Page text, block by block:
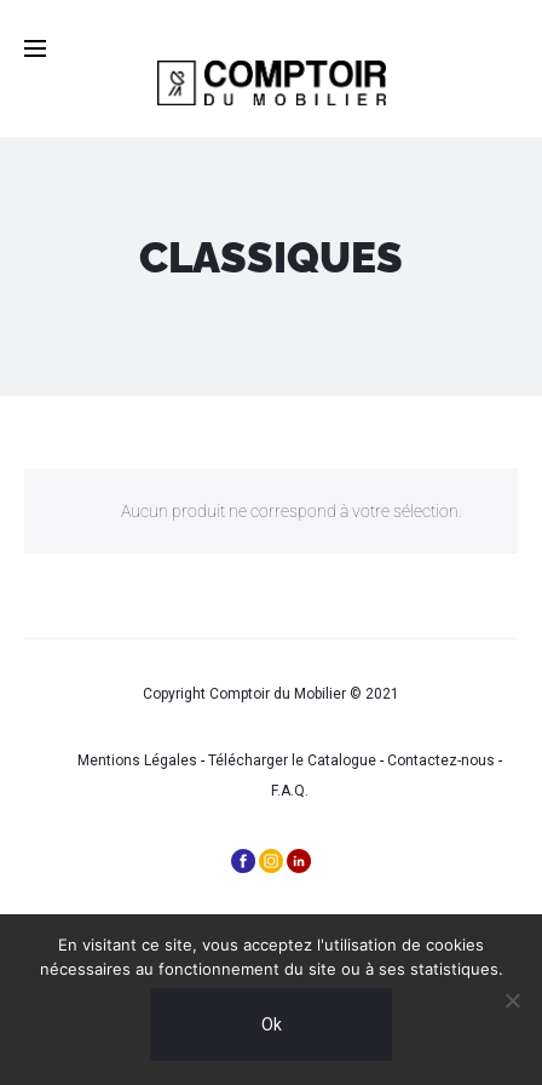
CLASSIQUES
Aucun produit ne correspond à votre sélection.
Copyright Comptoir du Mobilier © 2021
Mentions Légales - Télécharger le Catalogue- Contactez-nous -
F.A.Q.
En visitant ce site, vous acceptez l'utilisation de cookies
nécessaires au fonctionnement du site ou à ses statistiques.
Ok